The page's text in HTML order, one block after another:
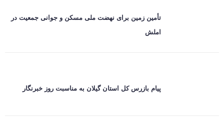
تأمین زمین برای نهضت ملی مسکن و جوانی جمعیت در
املش
پیام بازرس کل استان گیلان به مناسبت روز خبرنگار